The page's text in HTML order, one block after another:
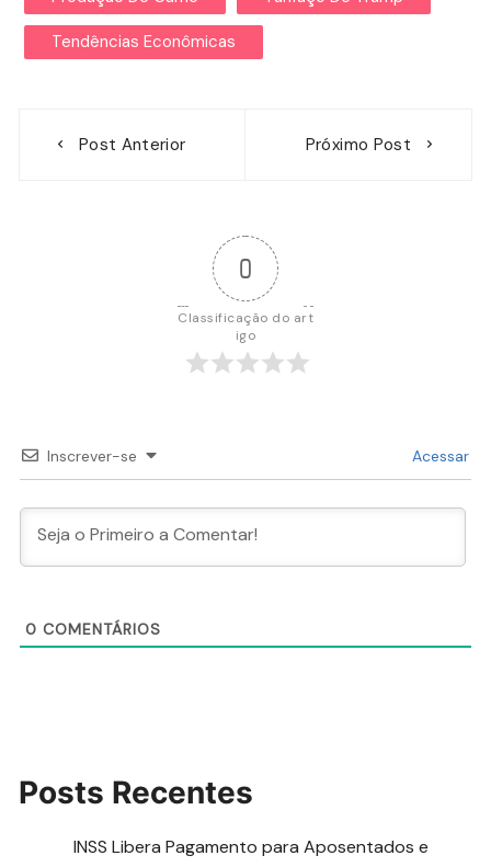
Tendências Econômicas
Post Anterior Próximo Post
0
Classificação do art
igo
Inscrever-se Acessar
0 COMENTÁRIOS
Posts Recentes
INSS Libera Pagamento para Aposentados e